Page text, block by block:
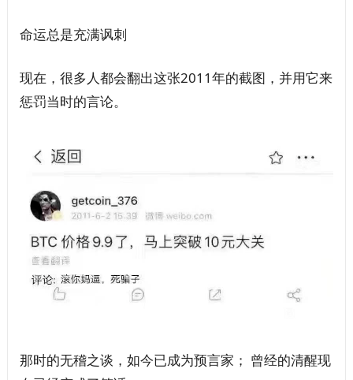
命运总是充满讽刺
现在，很多人都会翻出这张2011年的截图，并用它来
惩罚当时的言论。
那时的无稽之谈，如今已成为预言家； 曾经的清醒现